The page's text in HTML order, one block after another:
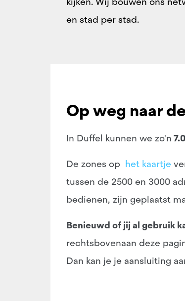
en stad per stad.
Op weg naar
In Duffel kunnen we zo'n
De zones op het kaartje
tussen de 2500 en 3000
bedienen, zijn geplaatst
Benieuwd of jij al gebruik
rechtsbovenaan deze
Dan kan je je aansluiting